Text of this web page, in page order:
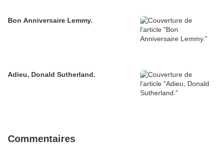
Bon Anniversaire Lemmy.
Adieu, Donald Sutherland.
Commentaires